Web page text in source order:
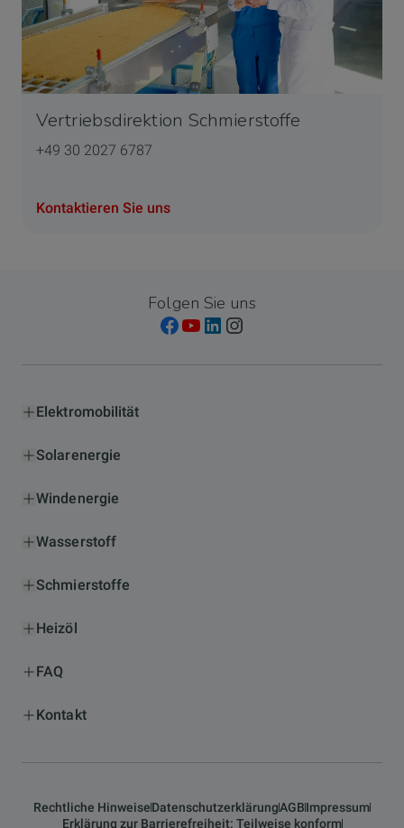
Vertriebsdirektion Schmierstoffe
+49 30 2027 6787
Kontaktieren Sie uns
Folgen Sie uns
Elektromobilität
Solarenergie
Windenergie
Wasserstoff
Schmierstoffe
Heizöl
FAQ
Kontakt
Rechtliche HinweiseDatenschutzerklärungAGBImpressum
Erklärung zur Barrierefreiheit: Teilweise konform